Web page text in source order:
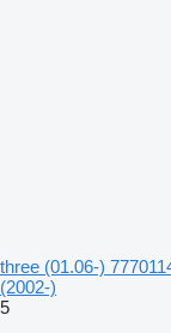
three (01.06-)
(2002-)
5